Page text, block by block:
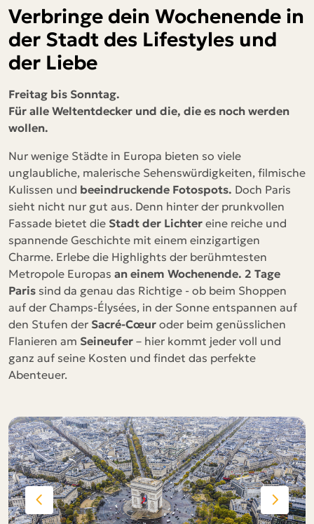
Verbringe dein Wochenende in
der Stadt des Lifestyles und
der Liebe
Freitag bis Sonntag.
Für alle Weltentdecker und die, die es noch werden
wollen.
Nur wenige Städte in Europa bieten so viele
unglaubliche, malerische Sehenswürdigkeiten, filmische
Kulissen und beeindruckende Fotospots. Doch Paris
sieht nicht nur gut aus. Denn hinter der prunkvollen
Fassade bietet die Stadt der Lichter eine reiche und
spannende Geschichte mit einem einzigartigen
Charme. Erlebe die Highlights der berühmtesten
Metropole Europas an einem Wochenende. 2 Tage
Paris sind da genau das Richtige - ob beim Shoppen
auf der Champs-Élysées, in der Sonne entspannen auf
den Stufen der Sacré-Cœur oder beim genüsslichen
Flanieren am Seineufer – hier kommt jeder voll und
ganz auf seine Kosten und findet das perfekte
Abenteuer.